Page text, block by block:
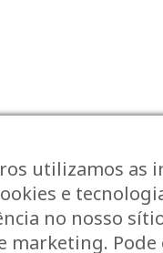
utilizamos as
e
no nosso
marketing.